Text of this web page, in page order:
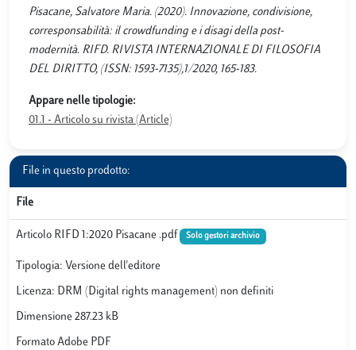
Pisacane, Salvatore Maria. (2020). Innovazione, condivisione,
corresponsabilità: il crowdfunding e i disagi della post-
modernità. RIFD. RIVISTA INTERNAZIONALE DI FILOSOFIA
DEL DIRITTO, (ISSN: 1593-7135),1/2020, 165-183.
Appare nelle tipologie:
01.1 - Articolo su rivista (Article)
File in questo prodotto:
File
Articolo RIFD 1:2020 Pisacane .pdf Solo gestori archivio
Tipologia: Versione dell'editore
Licenza: DRM (Digital rights management) non definiti
Dimensione 287.23 kB
Formato Adobe PDF